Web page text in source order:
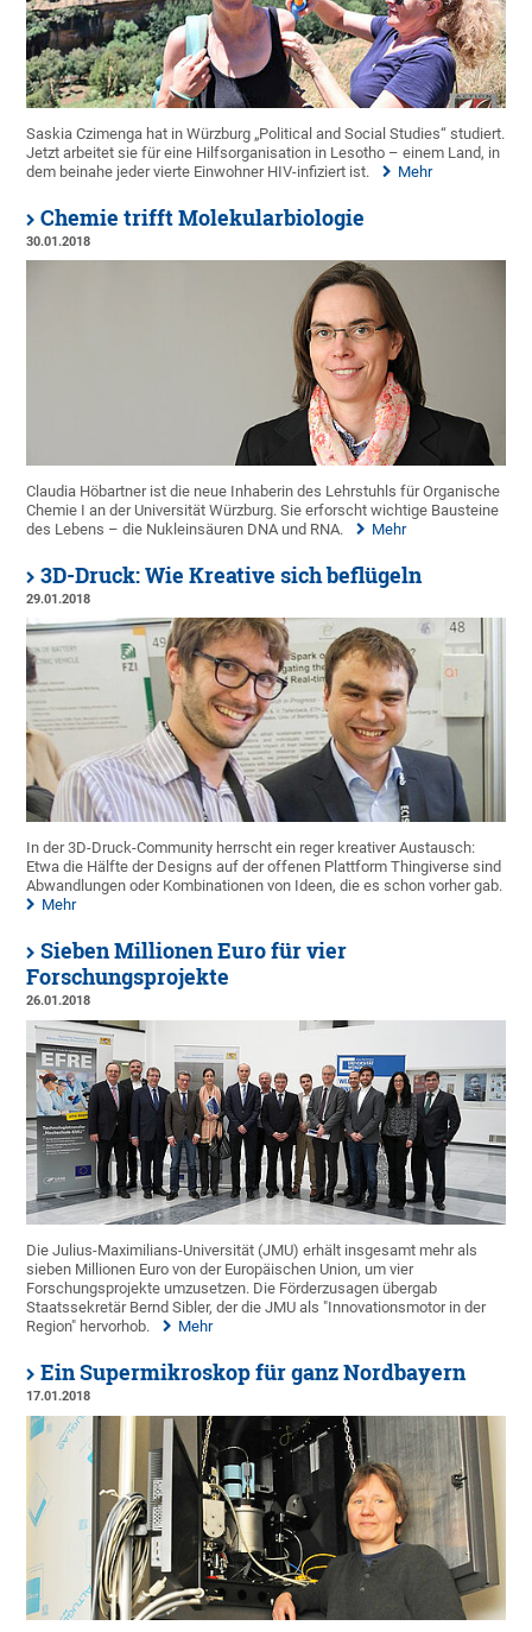
Saskia Czimenga hat in Würzburg „Political and Social Studies“ studiert.
Jetzt arbeitet sie für eine Hilfsorganisation in Lesotho – einem Land, in
dem beinahe jeder vierte Einwohner HIV-infiziert ist.
Mehr
Chemie trifft Molekularbiologie
30.01.2018
Claudia Höbartner ist die neue Inhaberin des Lehrstuhls für Organische
Chemie I an der Universität Würzburg. Sie erforscht wichtige Bausteine
des Lebens – die Nukleinsäuren DNA und RNA.
Mehr
3D-Druck: Wie Kreative sich beflügeln
29.01.2018
In der 3D-Druck-Community herrscht ein reger kreativer Austausch:
Etwa die Hälfte der Designs auf der offenen Plattform Thingiverse sind
Abwandlungen oder Kombinationen von Ideen, die es schon vorher gab.
Mehr
Sieben Millionen Euro für vier
Forschungsprojekte
26.01.2018
Die Julius-Maximilians-Universität (JMU) erhält insgesamt mehr als
sieben Millionen Euro von der Europäischen Union, um vier
Forschungsprojekte umzusetzen. Die Förderzusagen übergab
Staatssekretär Bernd Sibler, der die JMU als "Innovationsmotor in der
Region" hervorhob.
Mehr
Ein Supermikroskop für ganz Nordbayern
17.01.2018